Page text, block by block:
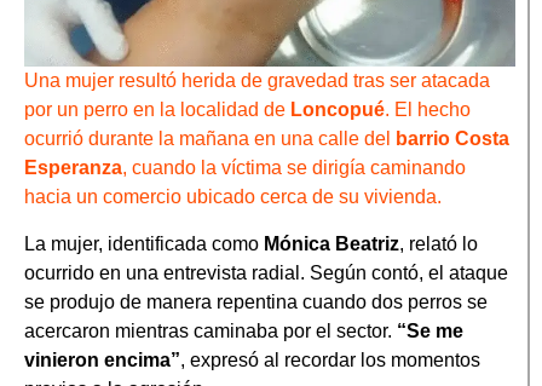
Una mujer resultó herida de gravedad tras ser atacada
por un perro en la localidad de Loncopué. El hecho
ocurrió durante la mañana en una calle del
barrio Costa
Esperanza, cuando la víctima se dirigía caminando
hacia un comercio ubicado cerca de su vivienda.
La mujer, identificada como Mónica Beatriz, relató lo
ocurrido en una entrevista radial. Según contó, el ataque
se produjo de manera repentina cuando dos perros se
acercaron mientras caminaba por el sector. “Se me
vinieron encima”, expresó al recordar los momentos